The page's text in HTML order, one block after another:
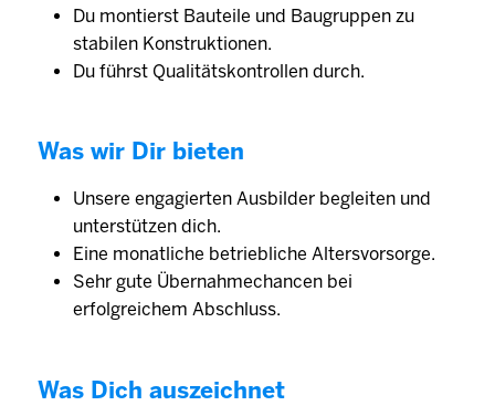
Du montierst Bauteile und Baugruppen zu
stabilen Konstruktionen.
Du führst Qualitätskontrollen durch.
Was wir Dir bieten
Unsere engagierten Ausbilder begleiten und
unterstützen dich.
Eine monatliche betriebliche Altersvorsorge.
Sehr gute Übernahmechancen bei
erfolgreichem Abschluss.
Was Dich auszeichnet